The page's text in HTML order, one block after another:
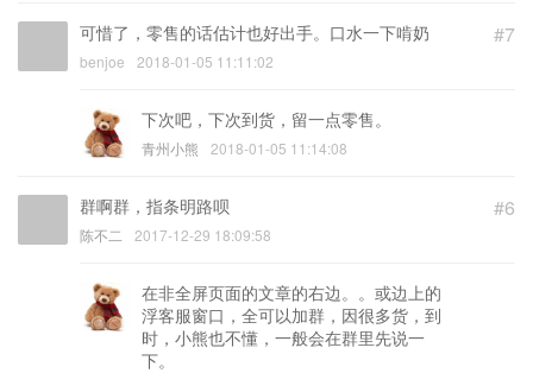
#7
可惜了，零售的话估计也好出手。口水一下啃奶
benjoe 2018-01-05 11:11:02
下次吧，下次到货，留一点零售。
青州小熊 2018-01-05 11:14:08
#6
群啊群，指条明路呗
陈不二 2017-12-29 18:09:58
在非全屏页面的文章的右边。。或边上的
浮客服窗口，全可以加群，因很多货，到
时，小熊也不懂，一般会在群里先说一
下。